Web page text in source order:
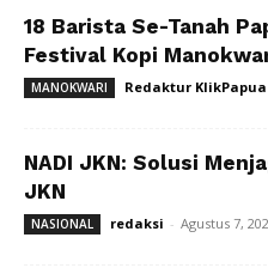
18 Barista Se-Tanah
Festival Kopi
MANOKWARI Redaktur KlikPapua
NADI JKN: Solusi
JKN
NASIONAL redaksi - Agustus 7,